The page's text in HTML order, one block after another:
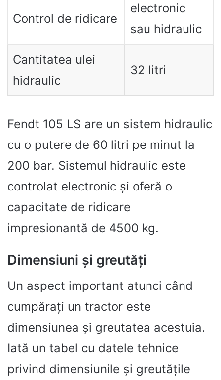
Control de ridicare
electronic
sau hidraulic
Cantitatea ulei
hidraulic
32 litri
Fendt 105 LS are un sistem hidraulic
cu o putere de 60 litri pe minut la
200 bar. Sistemul hidraulic este
controlat electronic și oferă o
capacitate de ridicare
impresionantă de 4500 kg.
Dimensiuni și greutăți
Un aspect important atunci când
cumpărați un tractor este
dimensiunea și greutatea acestuia.
Iată un tabel cu datele tehnice
privind dimensiunile și greutățile